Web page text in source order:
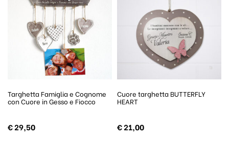
Targhetta Famiglia e Cognome
con Cuore in Gesso e Fiocco
€29,50
Cuore targhetta BUTTERFLY
HEART
€21,00